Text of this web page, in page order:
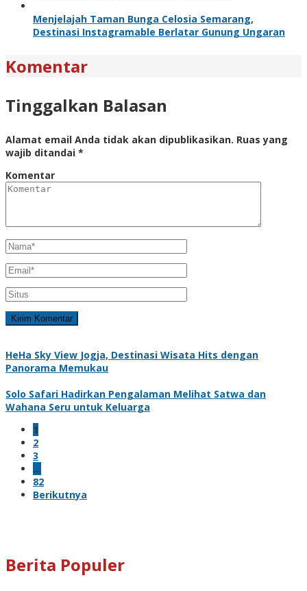
Menjelajah Taman Bunga Celosia Semarang,
Destinasi Instagramable Berlatar Gunung Ungaran
Komentar
Tinggalkan Balasan
Alamat email Anda tidak akan dipublikasikan. Ruas yang
wajib ditandai *
Komentar
HeHa Sky View Jogja, Destinasi Wisata Hits dengan
Panorama Memukau
Solo Safari Hadirkan Pengalaman Melihat Satwa dan
Wahana Seru untuk Keluarga
1
2
3
…
82
Berikutnya
Berita Populer